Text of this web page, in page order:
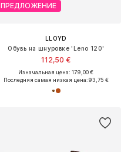
ПРЕДЛОЖЕНИЕ
LLOYD
Обувь на шнуровке 'Leno 120'
112,50 €
Изначальная цена: 179,00 €
Последняя самая низкая цена:93,75 €